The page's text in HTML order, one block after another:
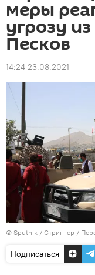
меры
угрозу
Песков
14:24 23.08.2021
© Sputnik / Стрингер /
Подписаться